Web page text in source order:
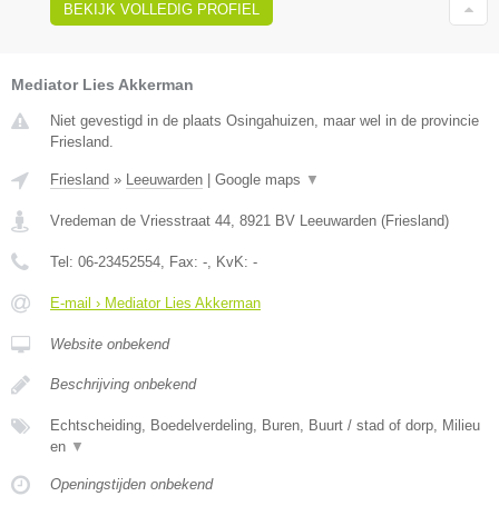
BEKIJK VOLLEDIG PROFIEL
Mediator Lies Akkerman
Niet gevestigd in de plaats Osingahuizen, maar wel in de provincie
Friesland.
Friesland » Leeuwarden Google maps ▼
Vredeman de Vriesstraat 44, 8921 BV Leeuwarden (Friesland)
Tel: 06-23452554, Fax: -, KvK: -
E-mail › Mediator Lies Akkerman
Website onbekend
Beschrijving onbekend
Echtscheiding, Boedelverdeling, Buren, Buurt / stad of dorp, Milieu
en ▼
Openingstijden onbekend